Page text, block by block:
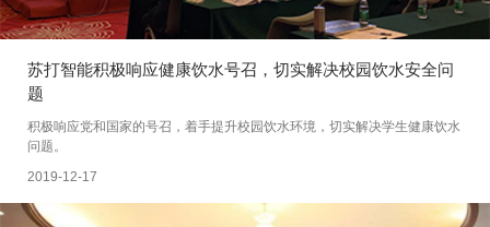
苏打智能积极响应健康饮水号召，切实解决校园饮水安全问
题
积极响应党和国家的号召，着手提升校园饮水环境，切实解决学生健康饮水
问题。
2019-12-17